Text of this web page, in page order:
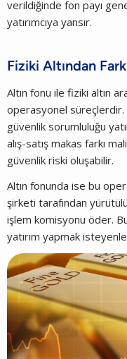
verildiğinde fon payı
yatırımcıya yansır.
Fiziki Altından
Altın fonu ile fiziki altın
operasyonel süreçlerdir.
güvenlik sorumluluğu
alış-satış makas farkı
güvenlik riski oluşabilir.
Altın fonunda ise bu
şirketi tarafından
işlem komisyonu öder.
yatırım yapmak